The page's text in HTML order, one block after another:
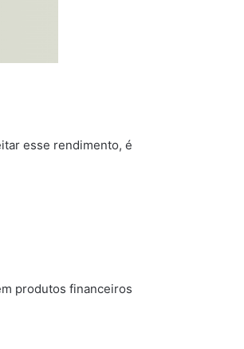
esse rendimento, é
produtos financeiros